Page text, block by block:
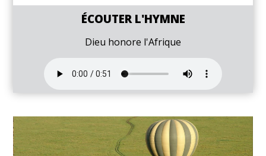
ÉCOUTER L'HYMNE
Dieu honore l'Afrique